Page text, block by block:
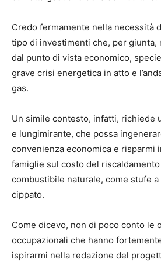
Credo fermamente nella necessità
tipo di investimenti che, per giunta,
dal punto di vista economico,
grave crisi energetica in atto e
gas.
Un simile contesto, infatti, richiede
e lungimirante, che possa
convenienza economica e risparmi
famiglie sul costo del
combustibile naturale, come stufe
cippato.
Come dicevo, non di poco conto le
occupazionali che hanno
ispirarmi nella redazione del